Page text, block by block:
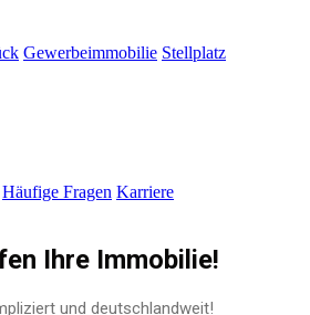
Gewerbeimmobilie Stellplatz
Häufige Fragen Karriere